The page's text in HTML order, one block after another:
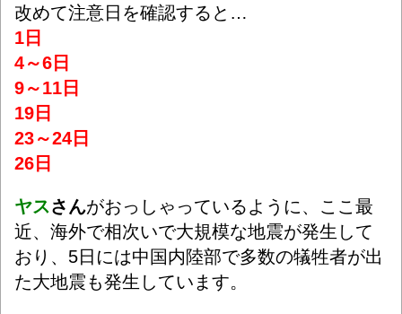
改めて注意日を確認すると…
1日
4～6日
9～11日
19日
23～24日
26日
ヤスさんがおっしゃっているように、ここ最
近、海外で相次いで大規模な地震が発生して
おり、5日には中国内陸部で多数の犠牲者が出
た大地震も発生しています。